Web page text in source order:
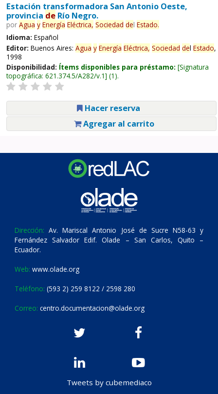
Estación transformadora San Antonio Oeste,
provincia deRío Negro.
por Agua y Energía Eléctrica, Sociedad del Estado.
Idioma: Español
Editor: Buenos Aires: Agua y Energía Eléctrica, Sociedad del Estado,
1998
Disponibilidad: Ítems disponibles para préstamo: Signatura
topográfica: 621.374.5/A282/v.1 (1).
Hacer reserva
Agregar al carrito
Dirección: Av. Mariscal Antonio José de Sucre N58-63 y
Fernández Salvador Edif. Olade – San Carlos, Quito –
Ecuador.
Web: www.olade.org
Teléfono: (593 2) 259 8122 / 2598 280
Correo: centro.documentacion@olade.org
Tweets by cubemediaco